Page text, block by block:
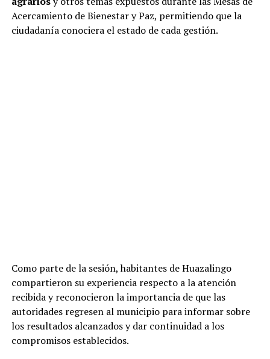
Acercamiento de Bienestar y Paz, permitiendo que la
ciudadanía conociera el estado de cada gestión.
Como parte de la sesión, habitantes de Huazalingo
compartieron su experiencia respecto a la atención
recibida y reconocieron la importancia de que las
autoridades regresen al municipio para informar sobre
los resultados alcanzados y dar continuidad a los
compromisos establecidos.